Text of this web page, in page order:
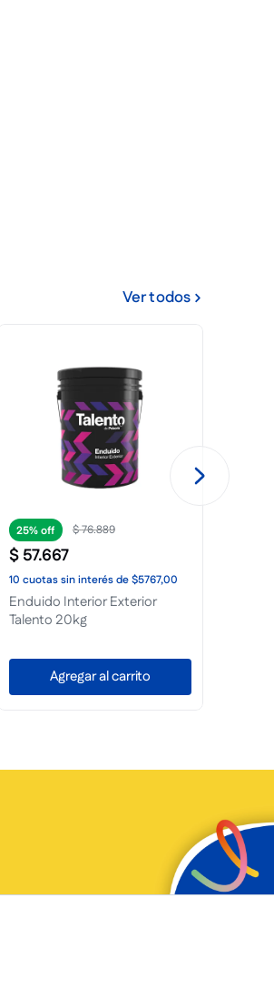
Ver todos
$240.398
Desmoldante para Maderas
20L
No disponible